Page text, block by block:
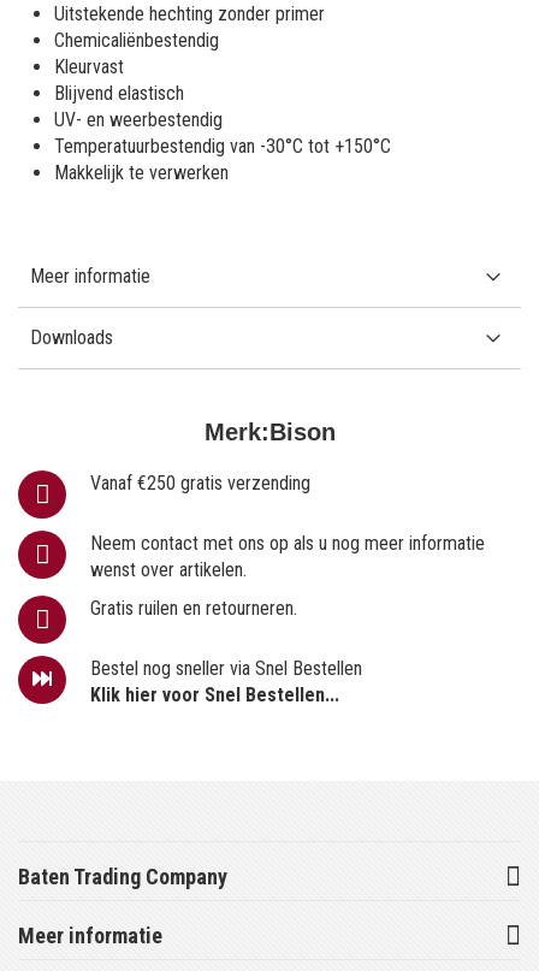
Merk:Bison
Vanaf €250 gratis verzending
Neem contact met ons op als u nog meer informatie
wenst over artikelen.
Gratis ruilen en retourneren.
Bestel nog sneller via Snel Bestellen
Klik hier voor Snel Bestellen...
Uitstekende hechting zonder primer
Chemicaliënbestendig
Kleurvast
Blijvend elastisch
UV- en weerbestendig
Temperatuurbestendig van -30°C tot +150°C
Makkelijk te verwerken
Meer informatie
Downloads
Baten Trading Company
Meer informatie